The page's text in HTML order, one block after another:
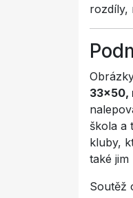
rozdíly,
33x50,
škola a
kluby,
také jim
Soutěž